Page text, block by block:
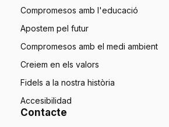
Compromesos amb l'educació
Apostem pel futur
Compromesos amb el medi ambient
Creiem en els valors
Fidels a la nostra història
Accesibilidad
Contacte